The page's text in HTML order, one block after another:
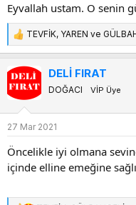
Eyvallah ustam. O senin
T
e
p
k
i
e
r
TEVFİK, YAREN ve
DELİ FIRAT
DOĞACI VİP Üye
27 Mar 2021
Öncelikle iyi olmana
içinde elline emeğine